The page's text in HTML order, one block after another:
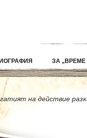
ЗА „ВРЕМЕ
на действие